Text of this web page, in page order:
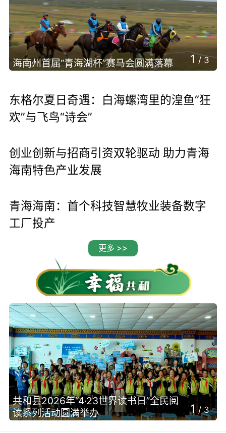
海南州首届“青海湖杯”赛马会圆满落幕 1 / 3
东格尔夏日奇遇：白海螺湾里的湟鱼“狂
欢”与飞鸟“诗会”
创业创新与招商引资双轮驱动 助力青海
海南特色产业发展
青海海南：首个科技智慧牧业装备数字
工厂投产
更多 >>
共和县2026年“4·23世界读书日”全民阅
读系列活动圆满举办
1/3